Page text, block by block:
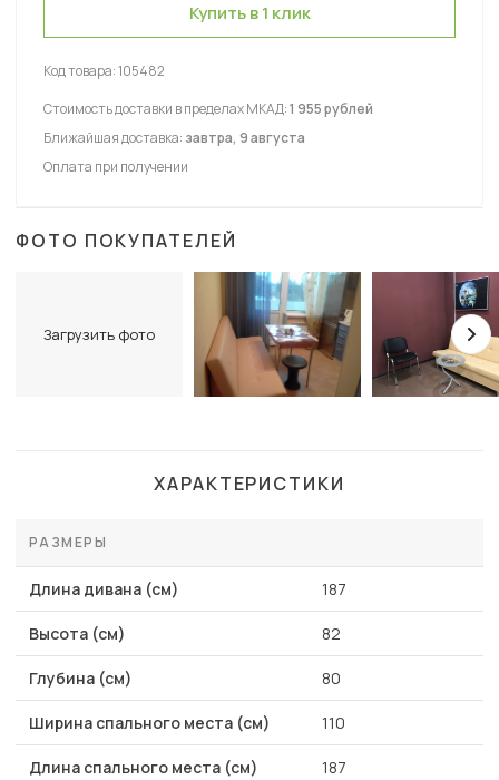
Купить в 1 клик
Код товара:105482
Стоимость доставки в пределах МКАД:1 955 рублей
Ближайшая доставка: завтра, 9 августа
Оплата при получении
ФОТО ПОКУПАТЕЛЕЙ
Загрузить фото
ХАРАКТЕРИСТИКИ
РАЗМЕРЫ
Длина дивана (см) 187
Высота (см) 82
Глубина (см) 80
Ширина спального места (см) 110
Длина спального места (см) 187